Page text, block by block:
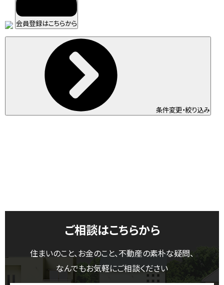
会員登録はこちらから
条件変更・絞り込み
ご相談はこちらから
住まいのこと、お金のこと、不動産の素朴な疑問、
なんでもお気軽にご相談ください